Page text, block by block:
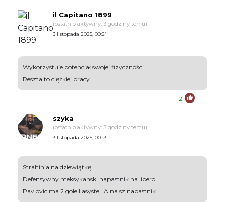
il Capitano 1899
(ostatnio aktywny: 3 godziny temu)
3 listopada 2025, 00:21
Wykorzystuje potencjał swojej fizyczności
Reszta to ciężkiej pracy
2
szyka
(ostatnio aktywny: 3 godziny temu)
3 listopada 2025, 00:13
Strahinja na dziewiątkę
Defensywny meksykanski napastnik na libero...
Pavlovic ma 2 gole I asyste.. A na sz napastnik....